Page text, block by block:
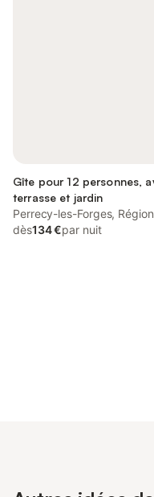
Gîte pour 12 personnes,
terrasse et jardin
Perrecy-les-Forges,
dès134 €par nuit